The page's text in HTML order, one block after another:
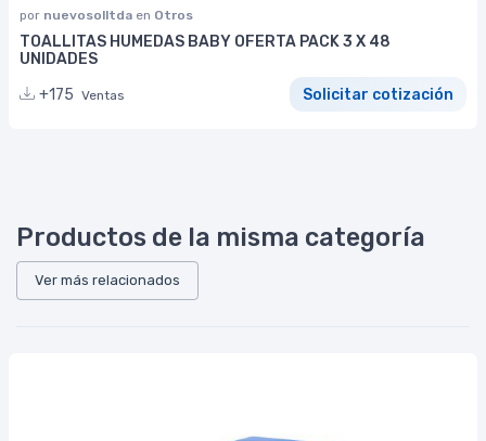
por nuevosolltda en Otros
TOALLITAS HUMEDAS BABY OFERTA PACK 3 X 48
UNIDADES
+175 Ventas Solicitar cotización
Productos de la misma categoría
Ver más relacionados